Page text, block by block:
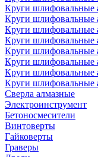
Круги шлифовальные
Круги шлифовальные
Круги шлифовальные
Круги шлифовальные
Круги шлифовальные
Круги шлифовальные
Круги шлифовальные
Круги шлифовальные
Сверла алмазные
Электроинструмент
Бетоносмесители
Винтоверты
Гайковерты
Граверы